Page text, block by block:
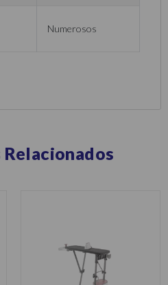
Numerosos